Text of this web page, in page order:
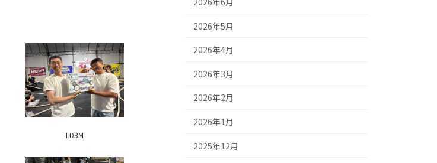
LD3M
2026年5月
2026年4月
2026年3月
2026年2月
2026年1月
2025年12月